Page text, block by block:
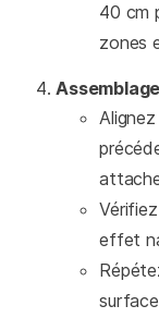
40 cm
zones
effet